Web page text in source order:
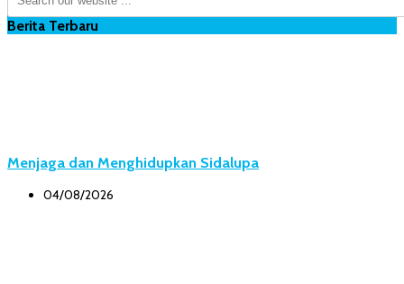
Berita Terbaru
Menjaga dan Menghidupkan Sidalupa
04/08/2026